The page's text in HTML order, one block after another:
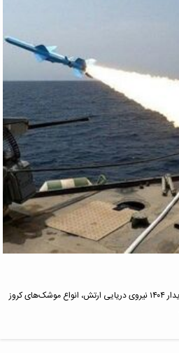
مراحل اصلی رزمایش موشکی اقتدار پایدار ۱۴۰۴ نیروی دریایی ارتش، انواع موشک‌های کروز